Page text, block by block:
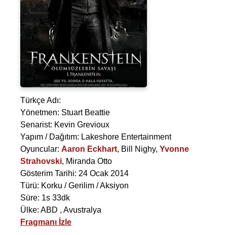
Türkçe Adı:
Yönetmen: Stuart Beattie
Senarist: Kevin Grevioux
Yapım / Dağıtım: Lakeshore Entertainment
Oyuncular: Aaron Eckhart, Bill Nighy, Yvonne
Strahovski, Miranda Otto
Gösterim Tarihi: 24 Ocak 2014
Türü: Korku / Gerilim / Aksiyon
Süre: 1s 33dk
Ülke: ABD , Avustralya
Fragmanı İzle